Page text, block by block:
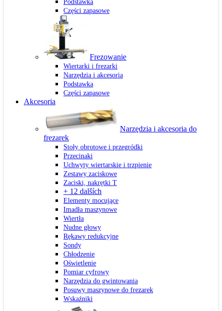
Podstawka
Części zapasowe
Frezowanie
Wiertarki i frezarki
Narzędzia i akcesoria
Podstawka
Części zapasowe
Akcesoria
Narzędzia i akcesoria do
frezarek
Stoły obrotowe i przegródki
Przecinaki
Uchwyty wiertarskie i trzpienie
Zestawy zaciskowe
Zaciski, nakrętki T
+ 12 dalších
Elementy mocujące
Imadła maszynowe
Wiertła
Nudne głowy
Rękawy redukcyjne
Sondy
Chłodzenie
Oświetlenie
Pomiar cyfrowy
Narzędzia do gwintowania
Posuwy maszynowe do frezarek
Wskaźniki